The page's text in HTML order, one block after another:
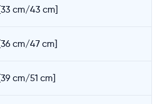
[33 cm/43 cm]
[36 cm/47 cm]
[39 cm/51 cm]